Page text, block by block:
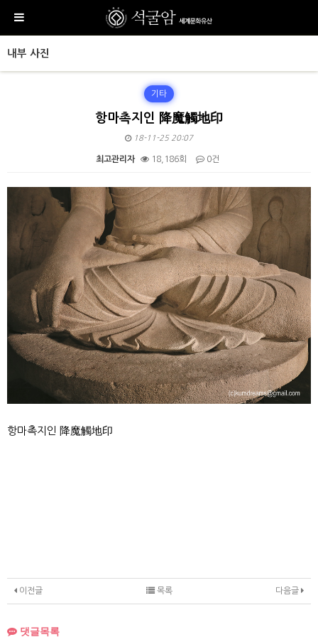
내부 사진
기타
항마촉지인 降魔觸地印
18-11-25 20:07
최고관리자 18,186회 0건
항마촉지인 降魔觸地印
이전글 다음글
목록
댓글목록